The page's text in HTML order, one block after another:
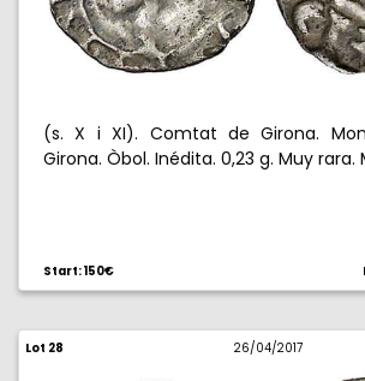
(s. X i XI). Comtat de Girona.
Girona. Òbol. Inédita. 0,23 g. Muy rara.
Start: 150€
Lot 28 26/04/2017